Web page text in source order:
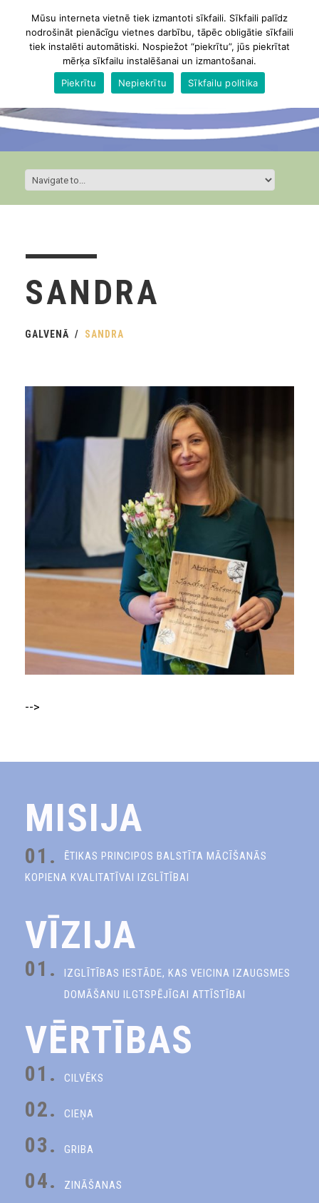
SANDRA
GALVENĀ SANDRA
-->
MISIJA
01.
ĒTIKAS PRINCIPOS BALSTĪTA MĀCĪŠANĀS
KOPIENA KVALITATĪVAI IZGLĪTĪBAI
VĪZIJA
01.
IZGLĪTĪBAS IESTĀDE, KAS VEICINA IZAUGSMES
DOMĀŠANU ILGTSPĒJĪGAI ATTĪSTĪBAI
VĒRTĪBAS
01. CILVĒKS
02. CIEŅA
03. GRIBA
04. ZINĀŠANAS
Mūsu interneta vietnē tiek izmantoti sīkfaili. Sīkfaili palīdz
nodrošināt pienācīgu vietnes darbību, tāpēc obligātie sīkfaili
tiek instalēti automātiski. Nospiežot “piekrītu”, jūs piekrītat
mērķa sīkfailu instalēšanai un izmantošanai.
Piekrītu
Nepiekrītu Sīkfailu politika